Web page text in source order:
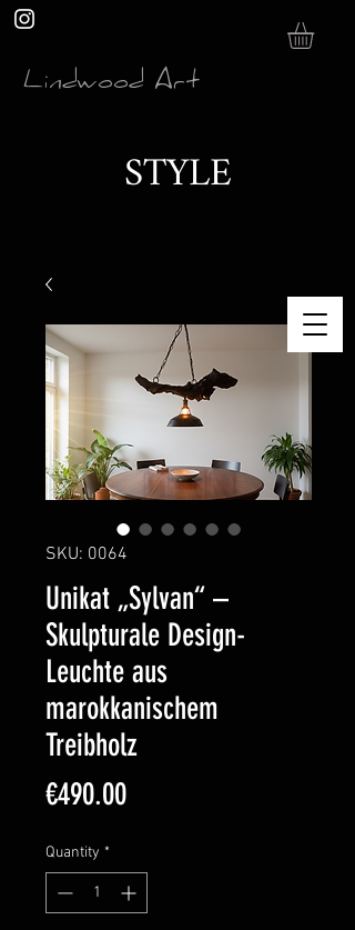
Lindwood Art
STYLE
SKU: 0064
Unikat „Sylvan“ –
Skulpturale Design-
Leuchte aus
marokkanischem
Treibholz
€490.00Price
Quantity *